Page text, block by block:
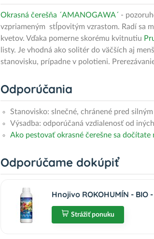
Okrasná čerešňa ´AMANOGAWA´ -
vzpriameným stĺpovitým vzrastom. Radí sa
kvetov. Vďaka pomerne skorému kvitnutiu
listy. Je vhodná ako solitér do väčších aj
stanovisku, prípadne v polotieni.
Odporúčania
Stanovisko: slnečné, chránené pred
Výsadba: odporúčaná vzdialenosť od
Ako pestovať okrasné čerešne sa dočítate
Odporúčame dokúpiť
Hnojivo ROKOHUMÍN - BIO -
Strážiť ponuku